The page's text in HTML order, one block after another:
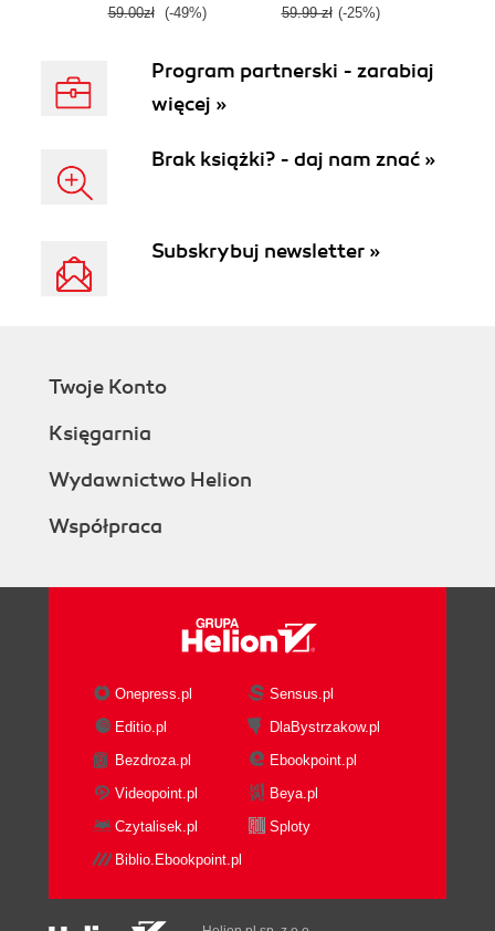
59.00zł (-49%) 59.99 zł (-25%)
Program partnerski - zarabiaj
więcej »
Brak książki? - daj nam znać »
Subskrybuj newsletter »
Twoje Konto
Księgarnia
Wydawnictwo Helion
Współpraca
Onepress.pl
Sensus.pl
Editio.pl
DlaBystrzakow.pl
Bezdroza.pl
Ebookpoint.pl
Videopoint.pl
Beya.pl
Czytalisek.pl
Sploty
Biblio.Ebookpoint.pl